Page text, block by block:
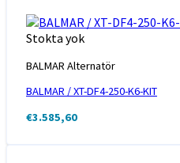
Stokta yok
BALMAR Alternatör
BALMAR / XT-DF4-250-K6-KIT
€3.585,60